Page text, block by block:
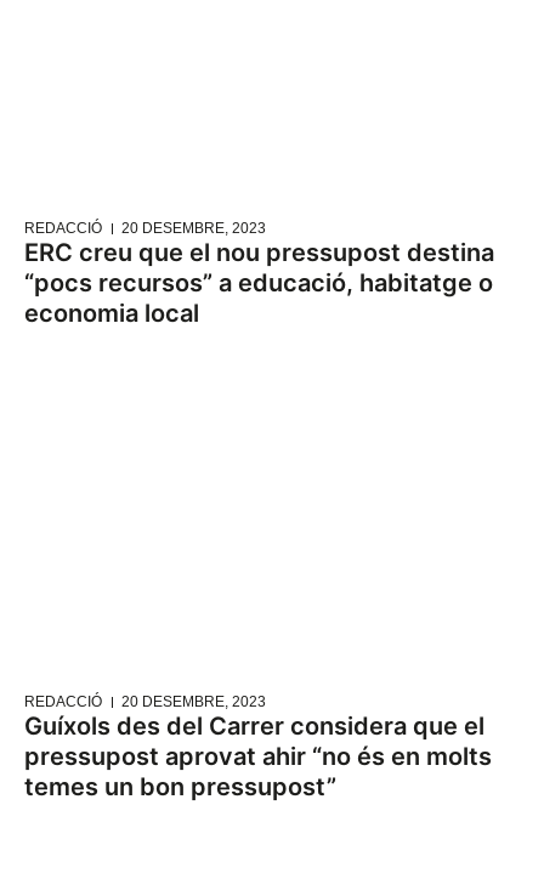
REDACCIÓ 20 DESEMBRE, 2023
ERC creu que el nou pressupost destina
“pocs recursos” a educació, habitatge o
economia local
REDACCIÓ 20 DESEMBRE, 2023
Guíxols des del Carrer considera que el
pressupost aprovat ahir “no és en molts
temes un bon pressupost”